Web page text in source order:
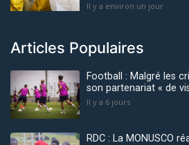
Il y a environ un jour
Articles Populaires
Football : Malgré les
son partenariat « de
Il y a 6 jours
RDC : La MONUSCO